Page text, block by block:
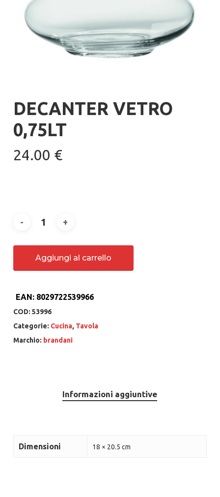
DECANTER VETRO
0,75LT
24.00 €
Aggiungi al carrello
EAN: 8029722539966
COD: 53996
Categorie: Cucina, Tavola
Marchio: brandani
Informazioni aggiuntive
Dimensioni 18 × 20.5 cm